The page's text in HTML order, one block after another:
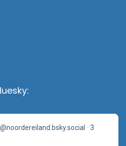
@noordereiland.bsky.social
3